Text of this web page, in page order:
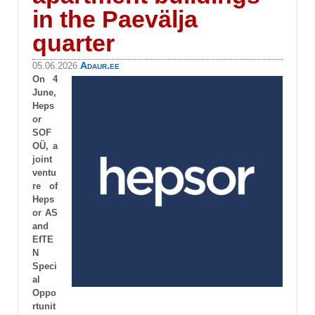
in the Paevälja
quarter
05.06.2026 Adaur.ee
On 4
June,
Heps
or
SOF
OÜ, a
joint
ventu
re of
Heps
or AS
and
EfTE
N
Speci
al
Oppo
rtunit